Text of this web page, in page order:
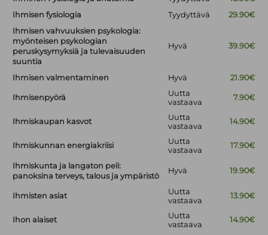
Ihmisen fysiologia
Tyydyttävä
29.90€
Ihmisen vahvuuksien psykologia:
myönteisen psykologian
peruskysymyksiä ja tulevaisuuden
suuntia
Hyvä 39.90€
Ihmisen valmentaminen Hyvä 21.90€
Ihmisenpyörä
Uutta
vastaava
7.90€
Ihmiskaupan kasvot
Uutta
vastaava
14.90€
Ihmiskunnan energiakriisi
Uutta
vastaava
17.90€
Ihmiskunta ja langaton peli:
panoksina terveys, talous ja ympäristö
Hyvä 19.90€
Ihmisten asiat
Uutta
vastaava
13.90€
Ihon alaiset
Uutta
vastaava
14.90€